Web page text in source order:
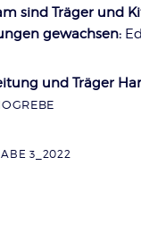
sind Träger und
gewachsen:
und Träger
3_2022